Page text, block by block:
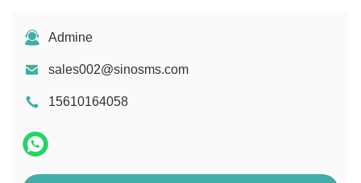
Admine
sales002@sinosms.com
15610164058